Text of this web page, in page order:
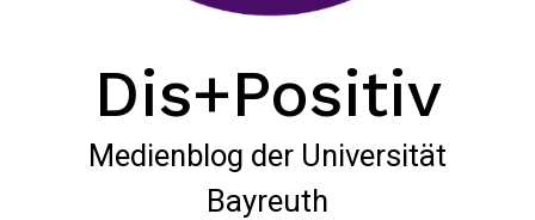
Dis+Positiv
Medienblog der Universität
Bayreuth